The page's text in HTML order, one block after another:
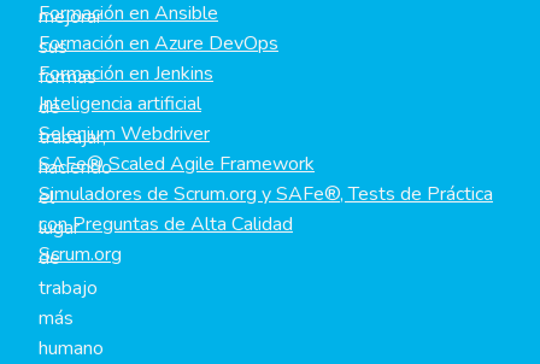
mejorar
sus
formas
de
trabajar,
haciendo
el
lugar
de
trabajo
más
humano
Formación en Ansible
Formación en Azure DevOps
Formación en Jenkins
Inteligencia artificial
Selenium Webdriver
SAFe® Scaled Agile Framework
Simuladores de Scrum.org y SAFe®, Tests de Práctica
con Preguntas de Alta Calidad
Scrum.org